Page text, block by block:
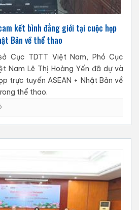
kết bình đẳng giới tại cuộc họp
Bản về thể thao
Cục TDTT Việt Nam, Phó Cục
Nam Lê Thị Hoàng Yến đã dự và
trực tuyến ASEAN + Nhật Bản về
thể thao.